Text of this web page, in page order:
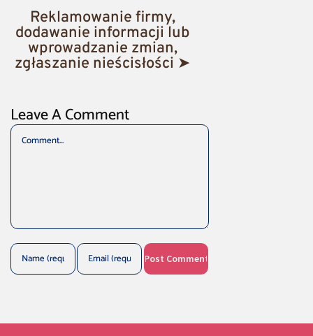
Reklamowanie firmy,
dodawanie informacji lub
wprowadzanie zmian,
zgłaszanie nieścisłości ➤
Leave A Comment
Comment